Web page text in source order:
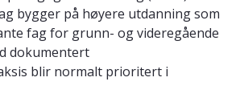
bygger på høyere utdanning som
fag for grunn- og videregående
dokumentert
blir normalt prioritert i